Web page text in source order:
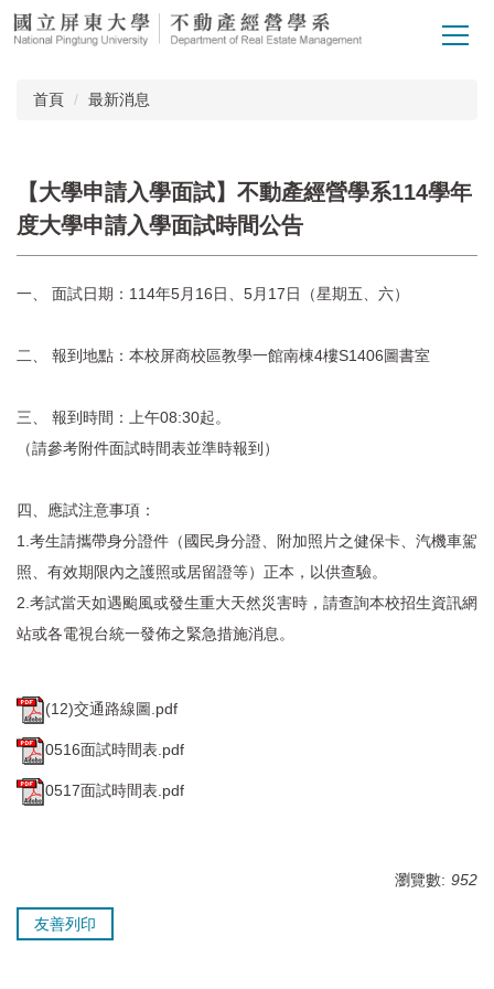
跳
到
首頁 最新消息
【大學申請入學面試】不動產經營學系114學年
度大學申請入學面試時間公告
一、 面試日期：114年5月16日、5月17日（星期五、六）
二、 報到地點：本校屏商校區教學一館南棟4樓S1406圖書室
三、 報到時間：上午08:30起。
（請參考附件面試時間表並準時報到）
四、應試注意事項：
1.考生請攜帶身分證件（國民身分證、附加照片之健保卡、汽機車駕
照、有效期限內之護照或居留證等）正本，以供查驗。
2.考試當天如遇颱風或發生重大天然災害時，請查詢本校招生資訊網
站或各電視台統一發佈之緊急措施消息。
(12)交通路線圖.pdf
0516面試時間表.pdf
0517面試時間表.pdf
瀏覽數: 952
友善列印